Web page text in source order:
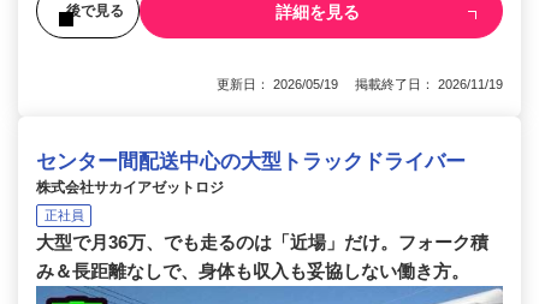
後で見る 詳細を見る
更新日： 2026/05/19 掲載終了日： 2026/11/19
センター間配送中心の大型トラックドライバー
株式会社サカイアゼットロジ
正社員
大型で月36万、でも走るのは「近場」だけ。フォーク積
み＆長距離なしで、身体も収入も妥協しない働き方。